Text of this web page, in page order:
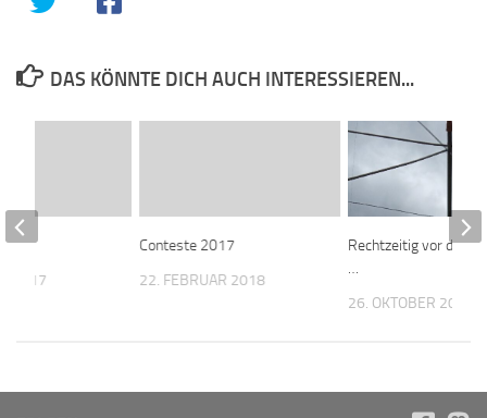
DAS KÖNNTE DICH AUCH INTERESSIEREN...
Conteste 2017
22. FEBRUAR 2018
Rechtzeitig vor dem
…
26. OKTOBER 2025
2017